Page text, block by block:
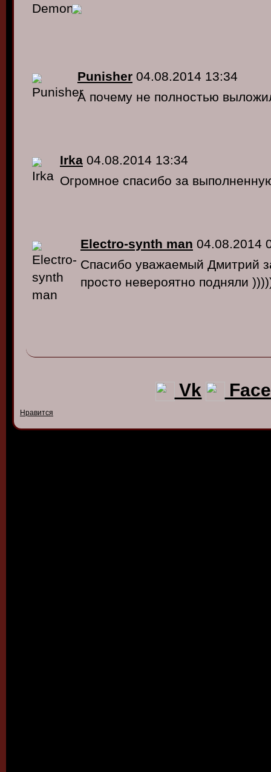
Punisher 04.08.2014 13:34
А почему не полностью
Irka 04.08.2014 13:34
Огромное спасибо за
Electro-synth man 04.08.2014
Спасибо уважаемый Дмитрий
просто невероятно подняли
Vk
Нравится